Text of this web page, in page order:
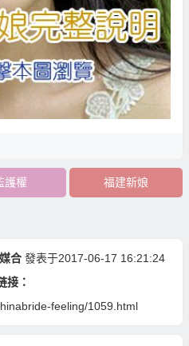
護權 福建新娘
合 發表于2017-06-17 16:21:24
接：
feeling/1059.html